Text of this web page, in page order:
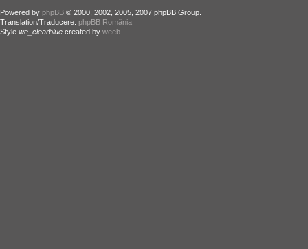
Powered by phpBB © 2000, 2002, 2005, 2007 phpBB Group.
Translation/Traducere: phpBB România
Style we_clearblue created by weeb